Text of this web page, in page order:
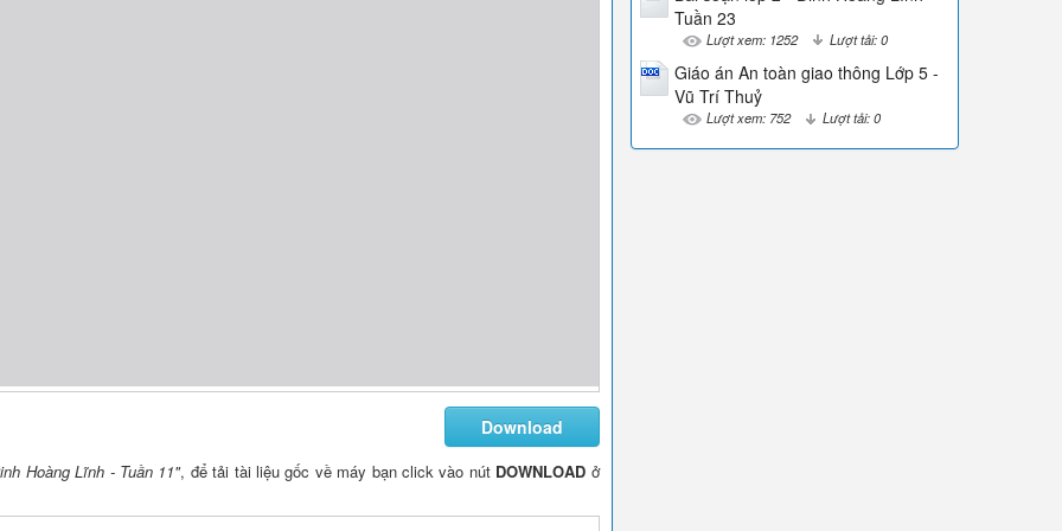
Download
Hoàng Lĩnh - Tuần 11", để tải tài liệu gốc về máy bạn click vào nút DOWNLOAD ở
Tuần 23
Lượt xem: 1252 Lượt tải: 0
Giáo án An toàn giao thông Lớp 5 -
Vũ Trí Thuỷ
Lượt xem: 752 Lượt tải: 0